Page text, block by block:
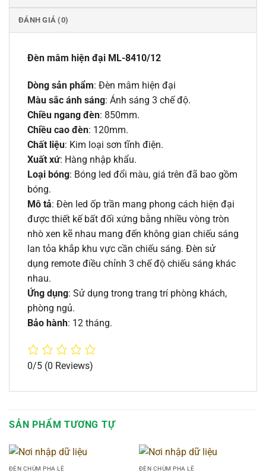
ĐÁNH GIÁ (0)
Đèn mâm hiện đại ML-8410/12
Dòng sản phẩm: Đèn mâm hiện đại
Màu sắc ánh sáng: Ánh sáng 3 chế độ.
Chiều ngang đèn: 850mm.
Chiều cao đèn: 120mm.
Chất liệu: Kim loại sơn tĩnh điện.
Xuất xứ: Hàng nhập khẩu.
Loại bóng: Bóng led đổi màu, giá trên đã bao gồm
bóng.
Mô tả: Đèn led ốp trần mang phong cách hiện đại
được thiết kế bất đối xứng bằng nhiều vòng tròn
nhò xen kẽ nhau mang đến không gian chiếu sáng
lan tỏa khắp khu vực cần chiếu sáng. Đèn sử
dụng remote điều chỉnh 3 chế độ chiếu sáng khác
nhau.
Ứng dụng: Sử dụng trong trang trí phòng khách,
phòng ngủ.
Bảo hành: 12 tháng.
0/5 (0 Reviews)
SẢN PHẨM TƯƠNG TỰ
ĐÈN CHÙM PHA LÊ ĐÈN CHÙM PHA LÊ